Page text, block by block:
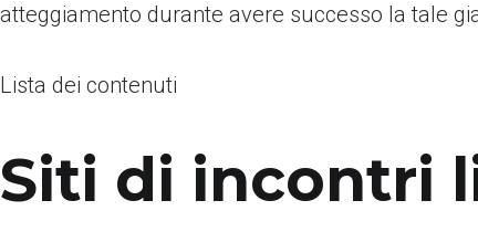
atteggiamento durante avere successo la tale
Lista dei contenuti
Siti di incontri